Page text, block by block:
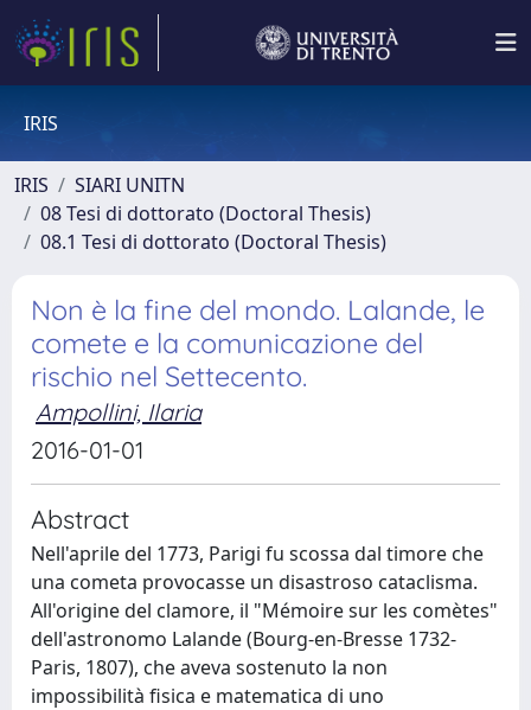
IRIS
IRIS
SIARI UNITN
08 Tesi di dottorato (Doctoral Thesis)
08.1 Tesi di dottorato (Doctoral Thesis)
Non è la fine del mondo. Lalande, le
comete e la comunicazione del
rischio nel Settecento.
Ampollini, Ilaria
2016-01-01
Abstract
Nell'aprile del 1773, Parigi fu scossa dal timore che
una cometa provocasse un disastroso cataclisma.
All'origine del clamore, il "Mémoire sur les comètes"
dell'astronomo Lalande (Bourg-en-Bresse 1732-
Paris, 1807), che aveva sostenuto la non
impossibilità fisica e matematica di uno